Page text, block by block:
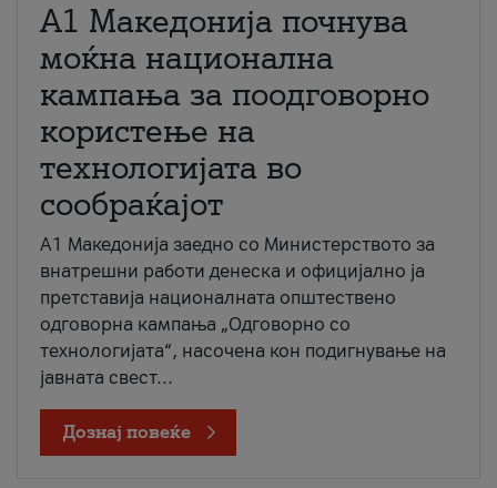
A1 Македонија почнува
моќна национална
кампања за поодговорно
користење на
технологијата во
сообраќајот
A1 Македонија заедно со Министерството за
внатрешни работи денеска и официјално ја
претставија националната општествено
одговорна кампања „Одговорно со
технологијата“, насочена кон подигнување на
јавната свест...
Дознај повеќе